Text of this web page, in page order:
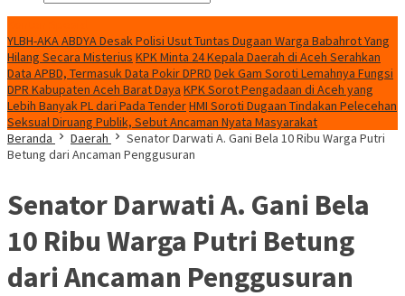
YLBH-AKA ABDYA Desak Polisi Usut Tuntas Dugaan Warga Babahrot Yang
Hilang Secara Misterius KPK Minta 24 Kepala Daerah di Aceh Serahkan
Data APBD, Termasuk Data Pokir DPRD Dek Gam Soroti Lemahnya Fungsi
DPR Kabupaten Aceh Barat Daya KPK Sorot Pengadaan di Aceh yang
Lebih Banyak PL dari Pada TenderHMI Soroti Dugaan Tindakan Pelecehan
Seksual Diruang Publik, Sebut Ancaman Nyata Masyarakat
Beranda
Daerah
Senator Darwati A. Gani Bela 10 Ribu Warga Putri
Betung dari Ancaman Penggusuran
Senator Darwati A. Gani Bela
10 Ribu Warga Putri Betung
dari Ancaman Penggusuran